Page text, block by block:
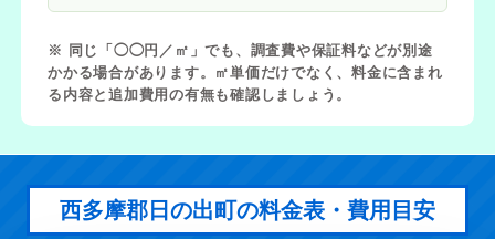
※ 同じ「◯◯円／㎡」でも、調査費や保証料などが別途
かかる場合があります。㎡単価だけでなく、料金に含まれ
る内容と追加費用の有無も確認しましょう。
西多摩郡日の出町の料金表・費用目安